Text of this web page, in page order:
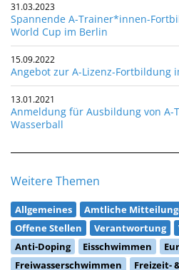
31.03.2023
Spannende A-Trainer*innen-
World Cup im Berlin
15.09.2022
Angebot zur A-Lizenz-Fortbildung
13.01.2021
Anmeldung für Ausbildung von
Wasserball
Weitere Themen
Allgemeines Amtliche
Offene Stellen
Verantwortung
Anti-Doping
Eisschwimmen
Freiwasserschwimmen
Freizeit-